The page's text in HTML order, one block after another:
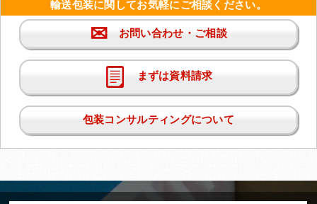
輸送包装に関してお気軽にご相談ください。
✉ お問い合わせ・ご相談
まずは資料請求
包装コンサルティングについて